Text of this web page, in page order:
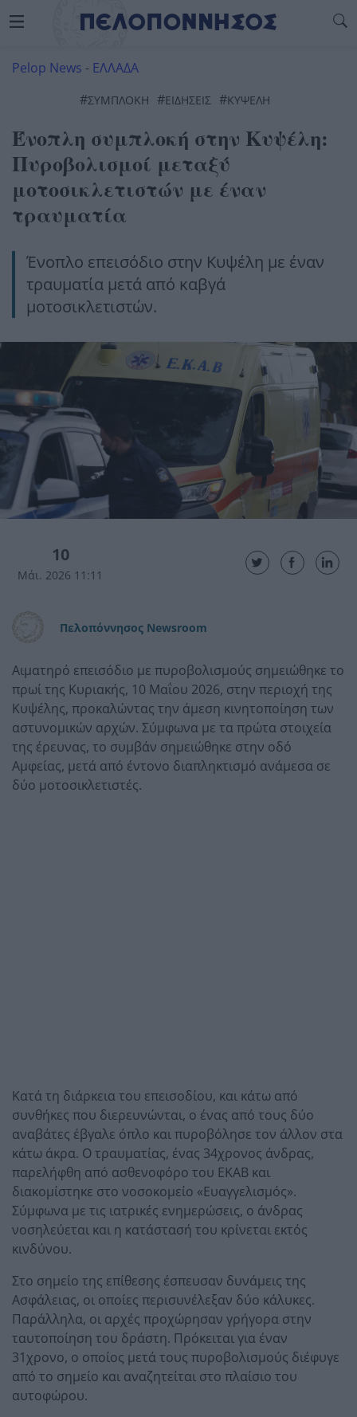
Pelop News - ΕΛΛΑΔΑ
#ΣΥΜΠΛΟΚΉ #ΕΙΔΗΣΕΙΣ #ΚΥΨΕΛΗ
Ένοπλη συμπλοκή στην Κυψέλη:
Πυροβολισμοί μεταξύ
μοτοσικλετιστών με έναν
τραυματία
Ένοπλο επεισόδιο στην Κυψέλη με έναν
τραυματία μετά από καβγά
μοτοσικλετιστών.
10
Μάι. 2026 11:11
Πελοπόννησος Newsroom
Αιματηρό επεισόδιο με πυροβολισμούς σημειώθηκε το
πρωί της Κυριακής, 10 Μαΐου 2026, στην περιοχή της
Κυψέλης, προκαλώντας την άμεση κινητοποίηση των
αστυνομικών αρχών. Σύμφωνα με τα πρώτα στοιχεία
της έρευνας, το συμβάν σημειώθηκε στην οδό
Αμφείας, μετά από έντονο διαπληκτισμό ανάμεσα σε
δύο μοτοσικλετιστές.
Κατά τη διάρκεια του επεισοδίου, και κάτω από
συνθήκες που διερευνώνται, ο ένας από τους δύο
αναβάτες έβγαλε όπλο και πυροβόλησε τον άλλον στα
κάτω άκρα. Ο τραυματίας, ένας 34χρονος άνδρας,
παρελήφθη από ασθενοφόρο του ΕΚΑΒ και
διακομίστηκε στο νοσοκομείο «Ευαγγελισμός».
Σύμφωνα με τις ιατρικές ενημερώσεις, ο άνδρας
νοσηλεύεται και η κατάστασή του κρίνεται εκτός
κινδύνου.
Στο σημείο της επίθεσης έσπευσαν δυνάμεις της
Ασφάλειας, οι οποίες περισυνέλεξαν δύο κάλυκες.
Παράλληλα, οι αρχές προχώρησαν γρήγορα στην
ταυτοποίηση του δράστη. Πρόκειται για έναν
31χρονο, ο οποίος μετά τους πυροβολισμούς διέφυγε
από το σημείο και αναζητείται στο πλαίσιο του
αυτοφώρου.